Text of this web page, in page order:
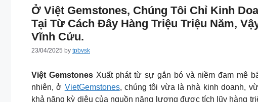
Ở Việt Gemstones, Chúng Tôi Chỉ Kinh
Tại Từ Cách Đây Hàng Triệu Triệu Năm,
Vĩnh Cửu.
23/04/2025 by tpbvsk
Việt GemstonesXuất phát từ sự gắn bó và niềm đam mê
nhiên, ở VietGemstones, chúng tôi vừa là nhà kinh doanh,
khả năng kỳ diệu của nguồn năng lượng được tích lũy hàng